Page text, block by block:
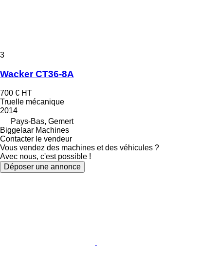
3
Wacker CT36-8A
700 € HT
Truelle mécanique
2014
Pays-Bas, Gemert
Biggelaar Machines
Contacter le vendeur
Vous vendez des machines et des véhicules ?
Avec nous, c'est possible !
Déposer une annonce